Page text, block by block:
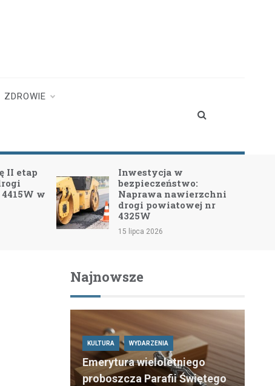
ZDROWIE
II etap
w
Inwestycja w
bezpieczeństwo:
Naprawa nawierzchni
drogi powiatowej nr
4325W
15 lipca 2026
Najnowsze
KULTURA WYDARZENIA
Emerytura wieloletniego
proboszcza Parafii Świętego